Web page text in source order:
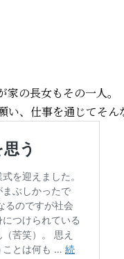
の長女もその一人。
、仕事を通じてそん